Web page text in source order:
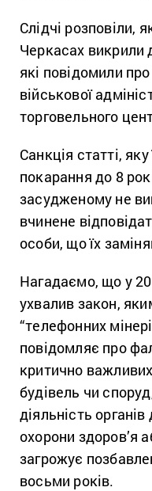
Слідчі розповіли,
Черкасах викрили
які повідомили
військової
торговельного
Санкція статті,
покарання до 8
засудженому не
вчинене
особи, що їх
Нагадаємо, що у
ухвалив закон,
“телефонних
повідомляє про
критично важливих
будівель чи
діяльність
охорони здоров’я
загрожує
восьми років.